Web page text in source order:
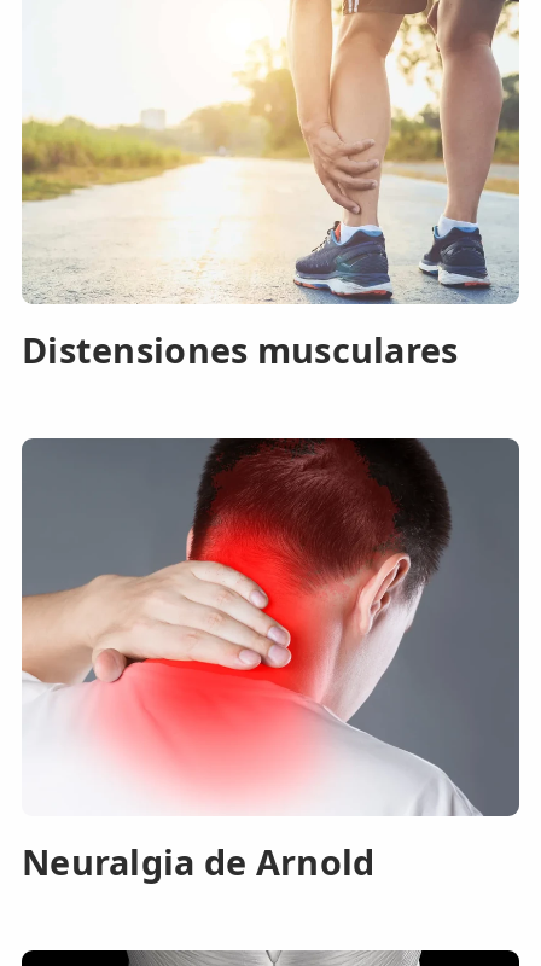
Distensiones musculares
Neuralgia de Arnold